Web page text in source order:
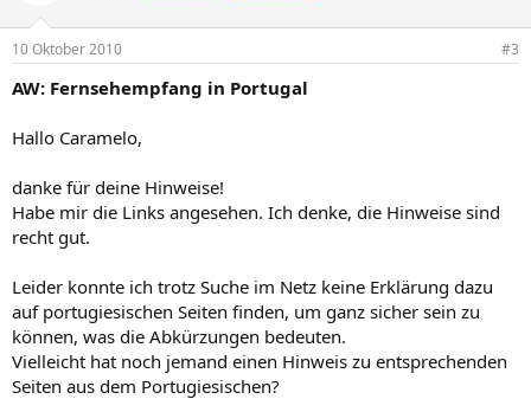
10 Oktober 2010 #3
AW: Fernsehempfang in Portugal
Hallo Caramelo,
danke für deine Hinweise!
Habe mir die Links angesehen. Ich denke, die Hinweise sind
recht gut.
Leider konnte ich trotz Suche im Netz keine Erklärung dazu
auf portugiesischen Seiten finden, um ganz sicher sein zu
können, was die Abkürzungen bedeuten.
Vielleicht hat noch jemand einen Hinweis zu entsprechenden
Seiten aus dem Portugiesischen?